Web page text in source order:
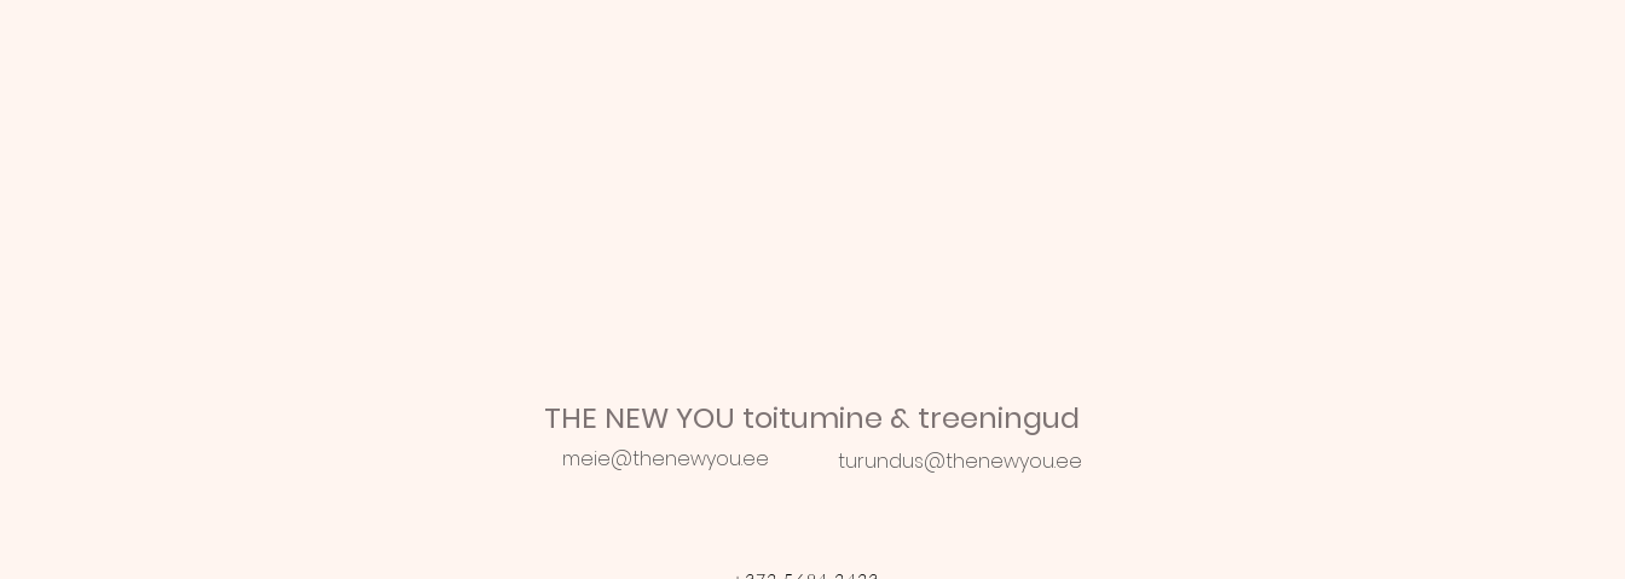
THE NEW YOU toitumine & treeningud
meie@thenewyou.ee turundus@thenewyou.ee